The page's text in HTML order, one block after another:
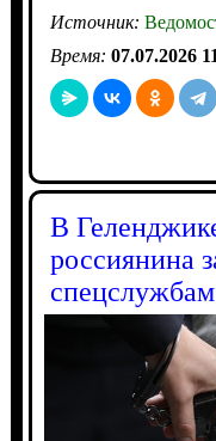
Источник:
Время: 07.07.2026
В
россиянина